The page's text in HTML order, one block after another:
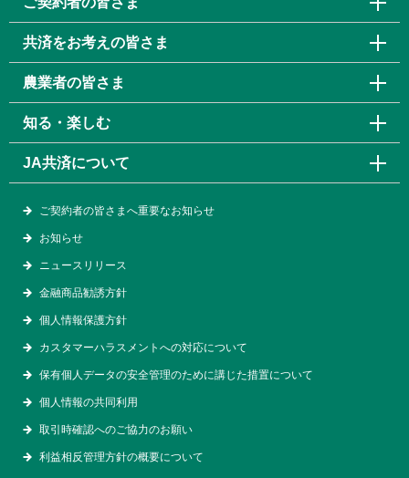
共済をお考えの皆さま
農業者の皆さま
知る・楽しむ
JA共済について
ご契約者の皆さまへ重要なお知らせ
お知らせ
ニュースリリース
金融商品勧誘方針
個人情報保護方針
カスタマーハラスメントへの対応について
保有個人データの安全管理のために講じた措置について
個人情報の共同利用
取引時確認へのご協力のお願い
利益相反管理方針の概要について